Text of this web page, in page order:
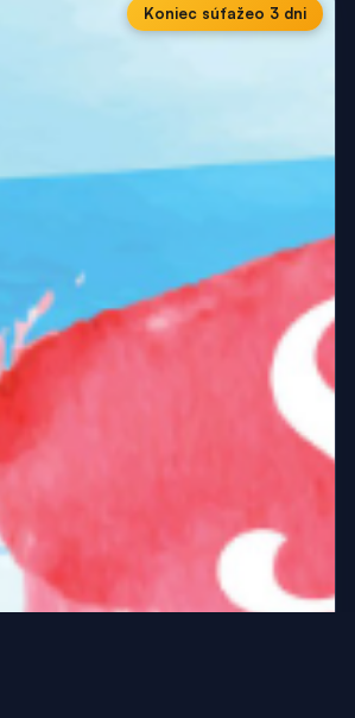
Koniec súťažeo 3 dni